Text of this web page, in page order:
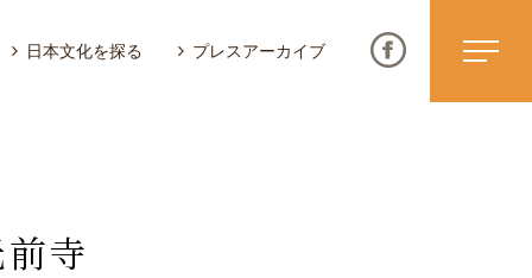
日本文化を探る プレスアーカイブ
前寺